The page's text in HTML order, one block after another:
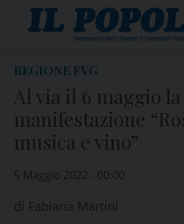
REGIONE FVG
Al via il 6 maggio la
manifestazione
musica e vino”
5 Maggio 2022 - 00:00
di Fabiana Martini